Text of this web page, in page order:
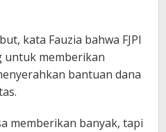
kata Fauzia bahwa FJPI
untuk memberikan
bantuan dana
memberikan banyak, tapi